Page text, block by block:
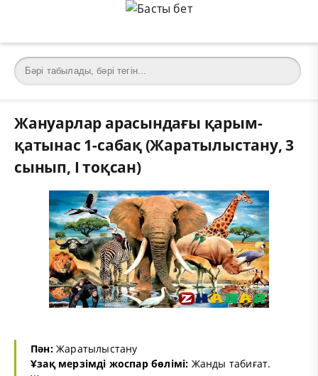
Жануарлар арасындағы қарым-
қатынас 1-сабақ (Жаратылыстану, 3
сынып, I тоқсан)
Пән:Жаратылыстану
Ұзақ мерзімді жоспар бөлімі: Жанды табиғат.